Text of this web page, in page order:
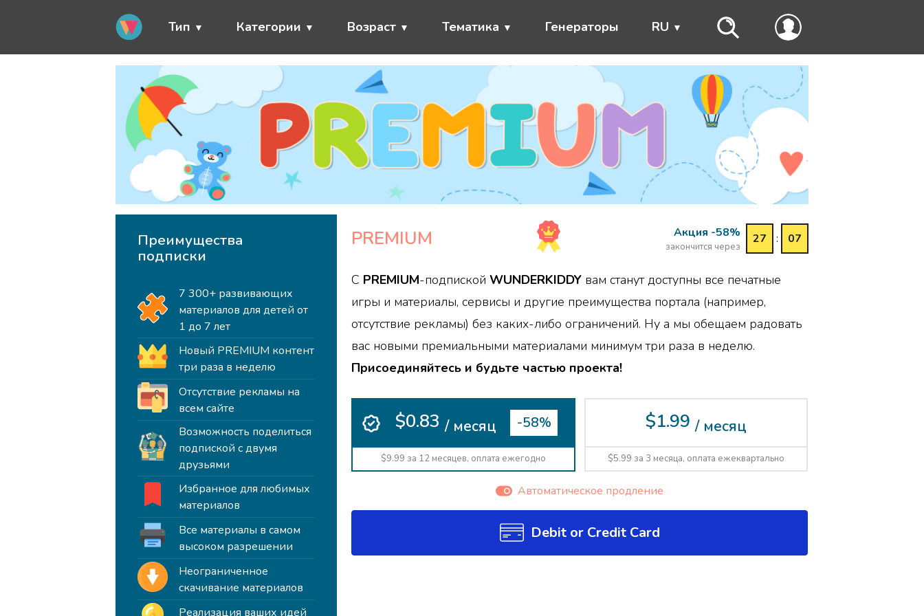
Тип Категории Возраст Тематика Генераторы RU
PREMIUM Акция -58%
закончится через
27 : 07
С PREMIUM-подпискойWUNDERKIDDY вам станут доступны все печатные
игры и материалы, сервисы и другие преимущества портала (например,
отсутствие рекламы) без каких-либо ограничений. Ну а мы обещаем радовать
вас новыми премиальными материалами минимум три раза в неделю.
Присоединяйтесь и будьте частью проекта!
$0.83 / месяц -58%
$9.99 за 12 месяцев, оплата ежегодно
$1.99 / месяц
$5.99 за 3 месяца, оплата ежеквартально
Автоматическое продление
Debit or Credit Card
Преимущества
подписки
7 300+ развивающих
материалов для детей от
1 до 7 лет
Новый PREMIUM контент
три раза в неделю
Отсутствие рекламы на
всем сайте
Возможность поделиться
подпиской с двумя
друзьями
Избранное для любимых
материалов
Все материалы в самом
высоком разрешении
Неограниченное
скачивание материалов
Реализация ваших идей